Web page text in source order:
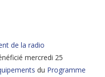
de la radio
mercredi 25
du Programme